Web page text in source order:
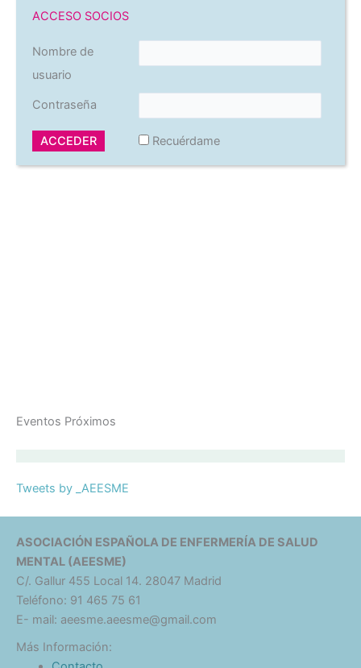
ACCESO SOCIOS
Nombre de
usuario
Contraseña
Recuérdame
Eventos Próximos
Tweets by _AEESME
ASOCIACIÓN ESPAÑOLA DE ENFERMERÍA DE SALUD
MENTAL (AEESME)
C/. Gallur 455 Local 14. 28047 Madrid
Teléfono: 91 465 75 61
E- mail: aeesme.aeesme@gmail.com
Más Información: